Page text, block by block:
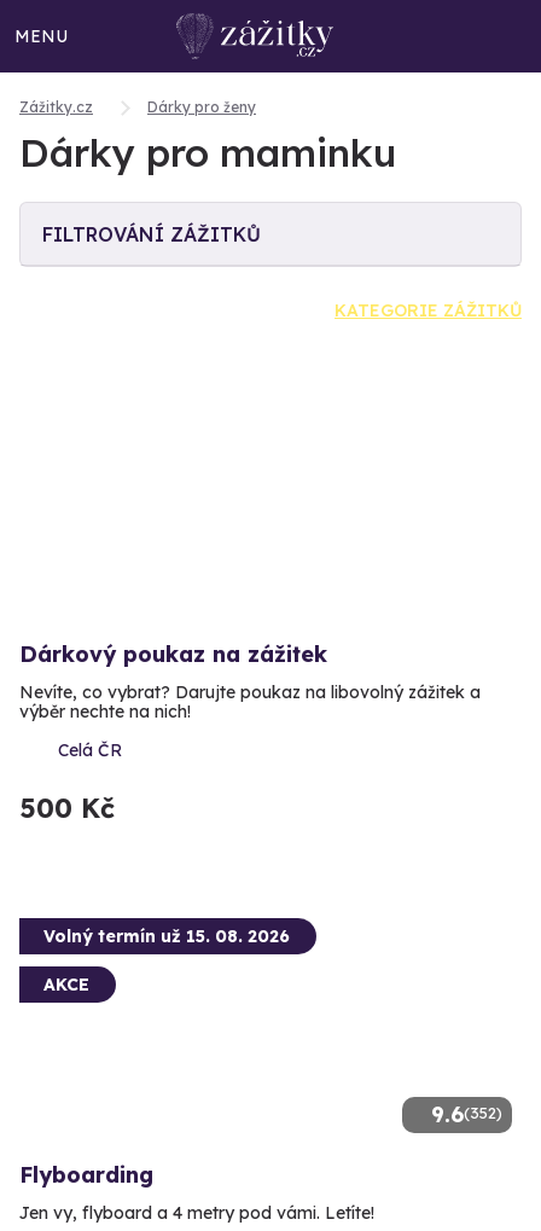
MENU
Zážitky.cz Dárky pro ženy
Dárky pro maminku
FILTROVÁNÍ ZÁŽITKŮ
KATEGORIE ZÁŽITKŮ
Dárkový poukaz na zážitek
Nevíte, co vybrat? Darujte poukaz na libovolný zážitek a
výběr nechte na nich!
Celá ČR
500 Kč
9.6(352)
Volný termín už 15. 08. 2026
AKCE
Flyboarding
Jen vy, flyboard a 4 metry pod vámi. Letíte!